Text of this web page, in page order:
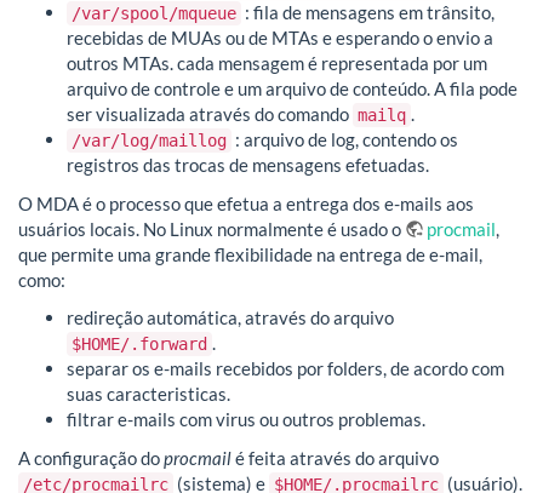
/var/spool/mqueue : fila de mensagens em trânsito,
recebidas de MUAs ou de MTAs e esperando o envio a
outros MTAs. cada mensagem é representada por um
arquivo de controle e um arquivo de conteúdo. A fila pode
ser visualizada através do comando mailq .
/var/log/maillog : arquivo de log, contendo os
registros das trocas de mensagens efetuadas.
O MDA é o processo que efetua a entrega dos e-mails aos
usuários locais. No Linux normalmente é usado o
procmail
que permite uma grande flexibilidade na entrega de e-mail,
como:
redireção automática, através do arquivo
$HOME/.forward .
separar os e-mails recebidos por folders, de acordo com
suas caracteristicas.
filtrar e-mails com virus ou outros problemas.
A configuração doprocmailé feita através do arquivo
/etc/procmailrc (sistema) e $HOME/.procmailrc (usuário).